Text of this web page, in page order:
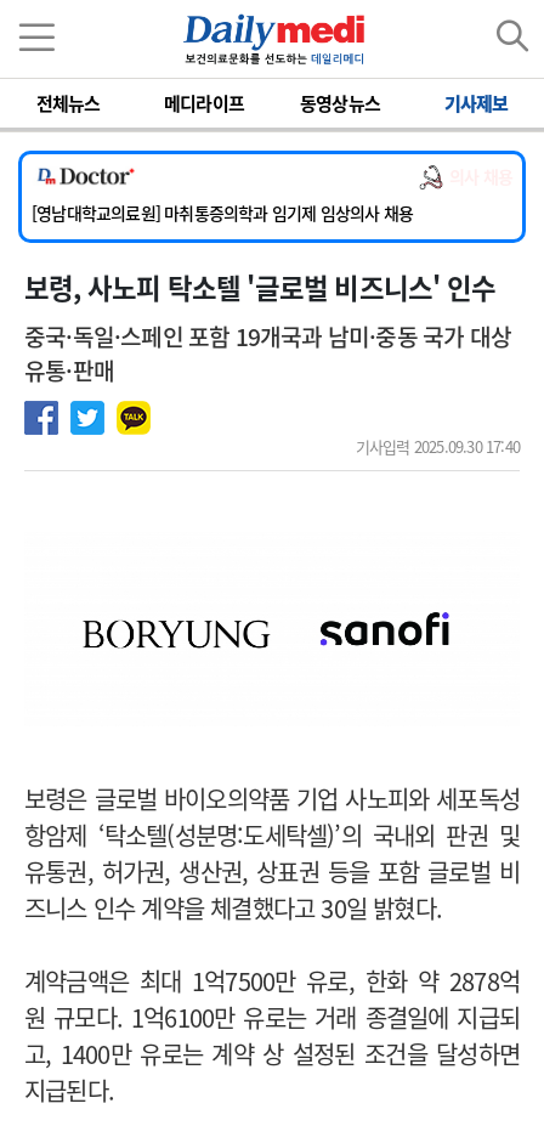
전체뉴스 메디라이프 동영상뉴스 기사제보
[서울아산병원] 2026년 하반기 인턴 모집
[영남대학교의료원] 마취통증의학과 임기제 임상의사 채용
[충남대학교병원] 소아청소년과(소아응급전담) 계약직 의사 공개채용
[동부병원] 계약직(응급의학과 전문의) 직원모집
[이대목동병원] 하반기 전공의(레지던트1년차) 모집
[서울아산병원] 2026년 하반기 인턴 모집
[영남대학교의료원] 마취통증의학과 임기제 임상의사 채용
보령, 사노피 탁소텔 '글로벌 비즈니스' 인수
중국·독일·스페인 포함 19개국과 남미·중동 국가 대상
유통·판매
기사입력 2025.09.30 17:40
보령은 글로벌 바이오의약품 기업 사노피와 세포독성
항암제 ‘탁소텔(성분명:도세탁셀)’의 국내외 판권 및
유통권, 허가권, 생산권, 상표권 등을 포함 글로벌 비
즈니스 인수 계약을 체결했다고 30일 밝혔다.
계약금액은 최대 1억7500만 유로, 한화 약 2878억
원 규모다. 1억6100만 유로는 거래 종결일에 지급되
고, 1400만 유로는 계약 상 설정된 조건을 달성하면
지급된다.